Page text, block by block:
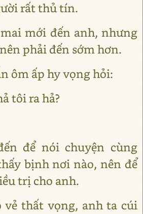
rất thủ tín.
mới đến anh, nhưng
phải đến sớm hơn.
ôm ấp hy vọng hỏi:
tôi ra hả?
để nói chuyện cùng
bịnh nơi nào, nên để
trị cho anh.
vẻ thất vọng, anh ta cúi